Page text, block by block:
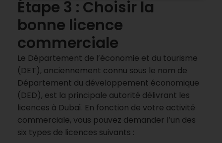
Étape 3 : Choisir la
bonne licence
commerciale
Le Département de l’économie et du tourisme
(DET), anciennement connu sous le nom de
Département du développement économique
(DED), est la principale autorité délivrant les
licences à Dubaï. En fonction de votre activité
commerciale, vous pouvez demander l’un des
six types de licences suivants :